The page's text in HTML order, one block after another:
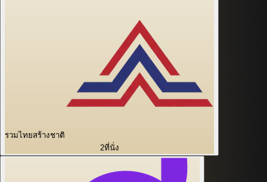
รวมไทยสร้างชาติ
2ที่นั่ง